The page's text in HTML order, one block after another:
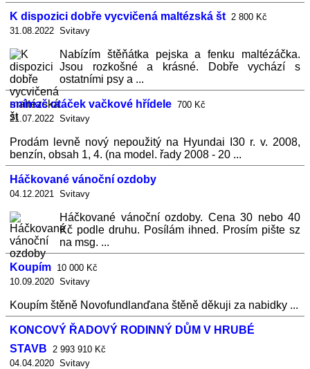
K dispozici dobře vycvičená maltézská št 2 800 Kč
31.08.2022 Svitavy
Nabízím štěňátka pejska a fenku maltézáčka.
Jsou rozkošné a krásné. Dobře vychází s
ostatními psy a ...
snímač otáček vačkové hřídele 700 Kč
21.07.2022 Svitavy
Prodám levně nový nepoužitý na Hyundai I30 r. v. 2008,
benzín, obsah 1, 4. (na model. řady 2008 - 20 ...
Háčkované vánoční ozdoby
04.12.2021 Svitavy
Háčkované vánoční ozdoby. Cena 30 nebo 40
Kč podle druhu. Posílám ihned. Prosím pište sz
na msg. ...
Koupím 10 000 Kč
10.09.2020 Svitavy
Koupím štěně Novofundlanďana štěně děkuji za nabidky ...
KONCOVÝ ŘADOVÝ RODINNÝ DŮM V HRUBÉ
STAVB 2 993 910 Kč
04.04.2020 Svitavy